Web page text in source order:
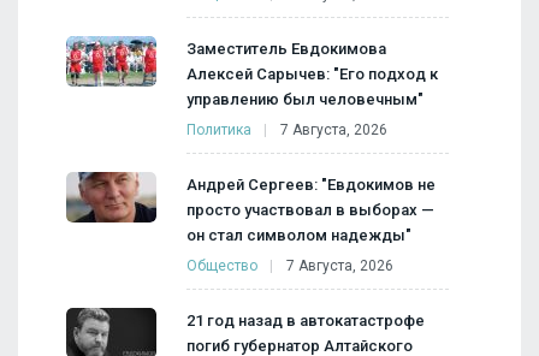
Заместитель Евдокимова
Алексей Сарычев: "Его подход к
управлению был человечным"
Политика 7 Августа, 2026
Андрей Сергеев: "Евдокимов не
просто участвовал в выборах —
он стал символом надежды"
Общество 7 Августа, 2026
21 год назад в автокатастрофе
погиб губернатор Алтайского